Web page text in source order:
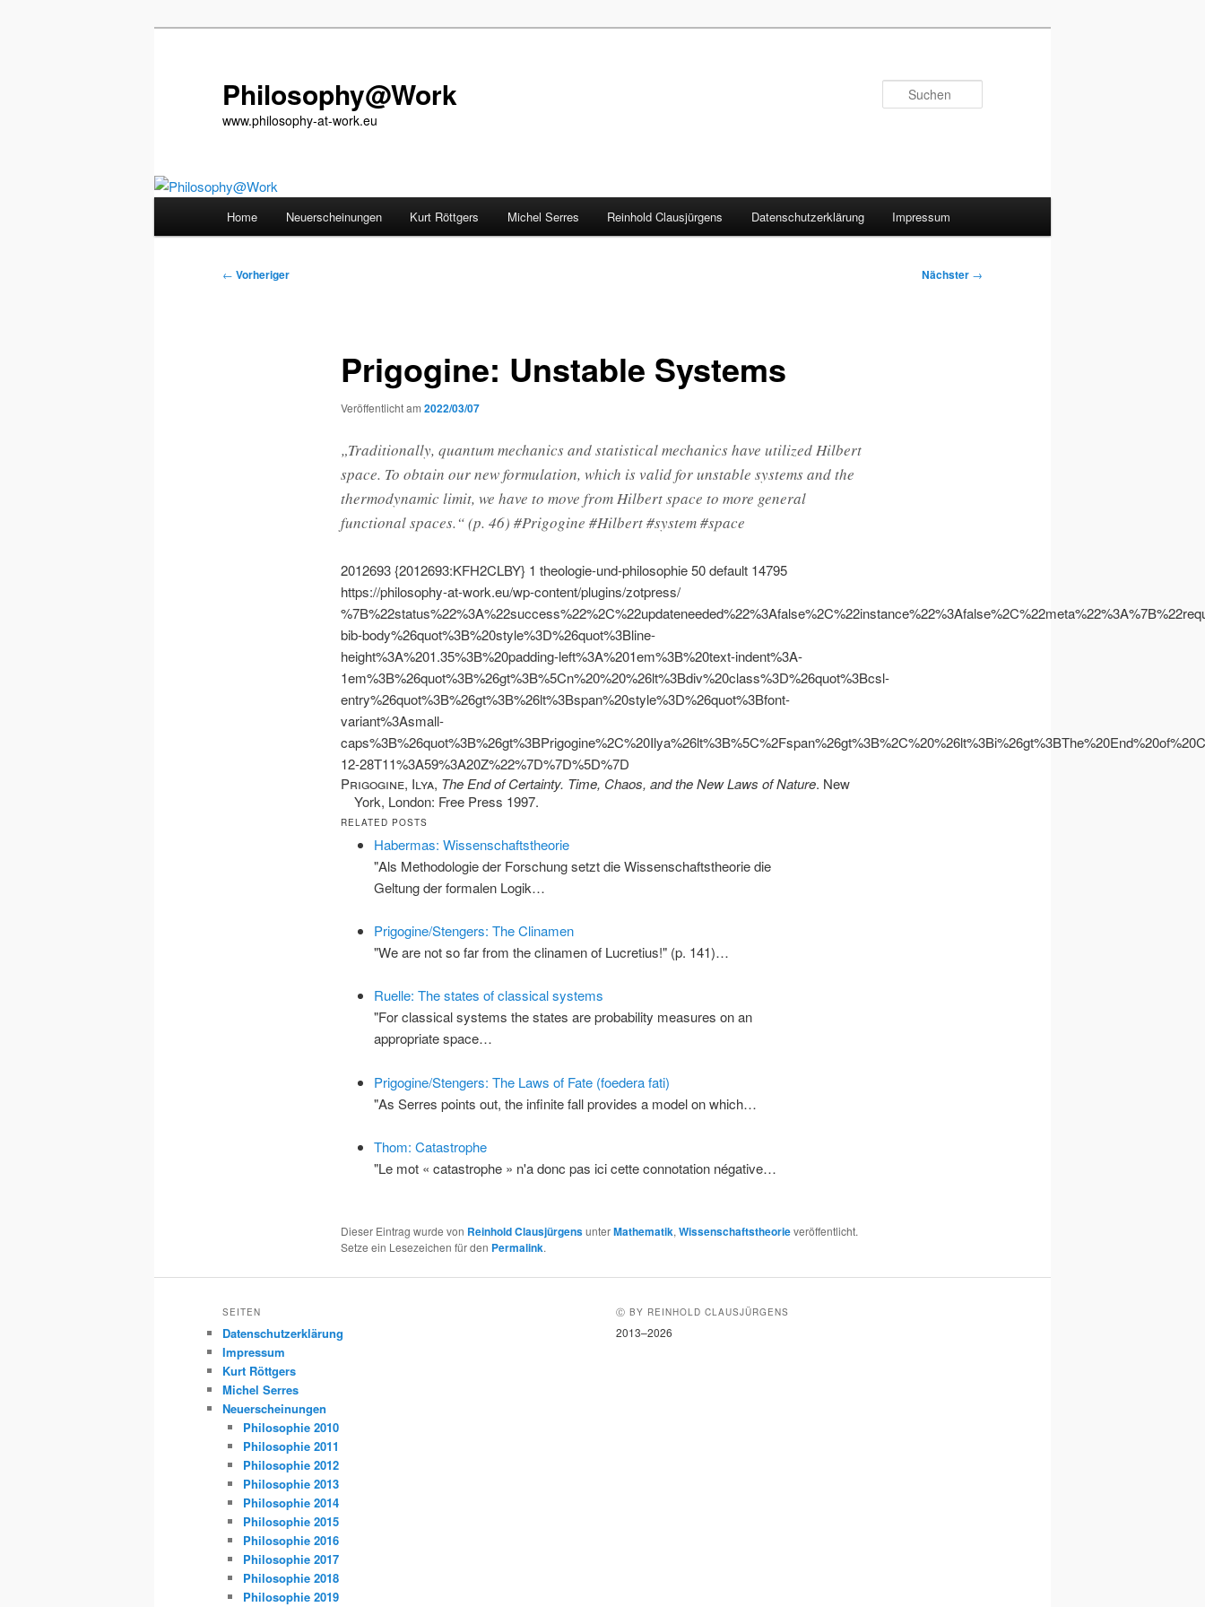
Philosophy@Work
www.philosophy-at-work.eu
Home Neuerscheinungen Kurt Röttgers Michel Serres Reinhold Clausjürgens Datenschutzerklärung Impressum
Beitragsnavigation
← Vorheriger Nächster →
Prigogine: Unstable Systems
Veröffentlicht am 2022/03/07
„Traditionally, quantum mechanics and statistical mechanics have utilized Hilbert
space. To obtain our new formulation, which is valid for unstable systems and the
thermodynamic limit, we have to move from Hilbert space to more general
functional spaces.“ (p. 46) #Prigogine #Hilbert #system #space
2012693{2012693:KFH2CLBY} 1 theologie-und-philosophie50default 14795
https://philosophy-at-work.eu/wp-content/plugins/zotpress/
bib-body%26quot%3B%20style%3D%26quot%3Bline-
height%3A%201.35%3B%20padding-left%3A%201em%3B%20text-indent%3A-
1em%3B%26quot%3B%26gt%3B%5Cn%20%20%26lt%3Bdiv%20class%3D%26quot%3Bcsl-
entry%26quot%3B%26gt%3B%26lt%3Bspan%20style%3D%26quot%3Bfont-
variant%3Asmall-
12-28T11%3A59%3A20Z%22%7D%7D%5D%7D
Prigogine, Ilya, The End of Certainty. Time, Chaos, and the New Laws of Nature. New
York, London: Free Press 1997.
RELATED POSTS
Habermas: Wissenschaftstheorie
"Als Methodologie der Forschung setzt die Wissenschaftstheorie die
Geltung der formalen Logik…
Prigogine/Stengers: The Clinamen
"We are not so far from the clinamen of Lucretius!" (p. 141)…
Ruelle: The states of classical systems
"For classical systems the states are probability measures on an
appropriate space…
Prigogine/Stengers: The Laws of Fate (foedera fati)
"As Serres points out, the infinite fall provides a model on which…
Thom: Catastrophe
"Le mot « catastrophe » n'a donc pas ici cette connotation négative…
Dieser Eintrag wurde von Reinhold ClausjürgensunterMathematik, Wissenschaftstheorieveröffentlicht.
Setze ein Lesezeichen für den Permalink.
SEITEN
Datenschutzerklärung
Impressum
Kurt Röttgers
Michel Serres
Neuerscheinungen
Philosophie 2010
Philosophie 2011
Philosophie 2012
Philosophie 2013
Philosophie 2014
Philosophie 2015
Philosophie 2016
Philosophie 2017
Philosophie 2018
Philosophie 2019
Ⓒ BY REINHOLD CLAUSJÜRGENS
2013–2026